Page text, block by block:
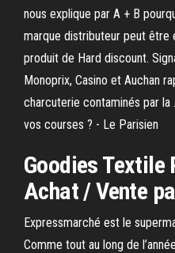
nous explique par A + B
marque distributeur peut être
produit de Hard discount.
Monoprix, Casino et Auchan
charcuterie contaminés par la
vos courses ? - Le Parisien
Goodies Textile
Achat / Vente
Expressmarché est le
Comme tout au long de